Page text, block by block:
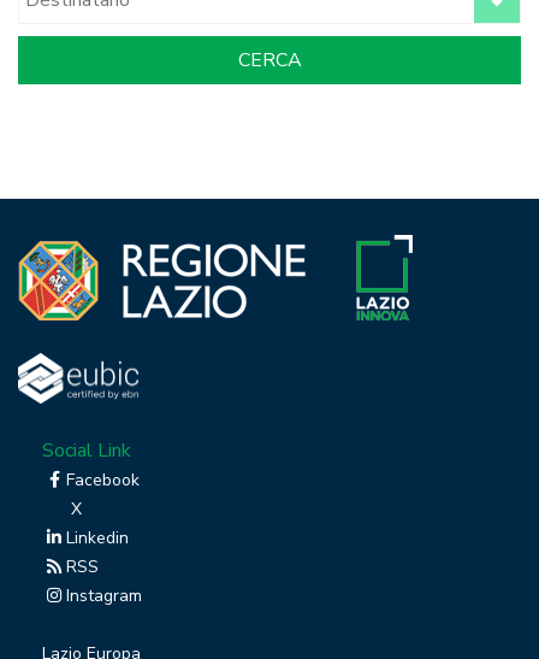
Social Link
Facebook
X
Linkedin
RSS
Instagram
Lazio Europa